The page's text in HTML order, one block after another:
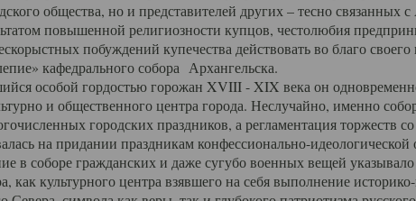
общества, но и представителей других – тесно связанных
повышенной религиозности купцов, честолюбия
побуждений купечества действовать во благо своего
кафедрального собора Архангельска.
гордостью горожан XVIII - XIX века он
и общественного центра города. Неслучайно, именно
городских праздников, а регламентация торжеств
на придании праздникам конфессионально-идеологической
гражданских и даже сугубо военных вещей
как культурного центра взявшего на себя выполнение